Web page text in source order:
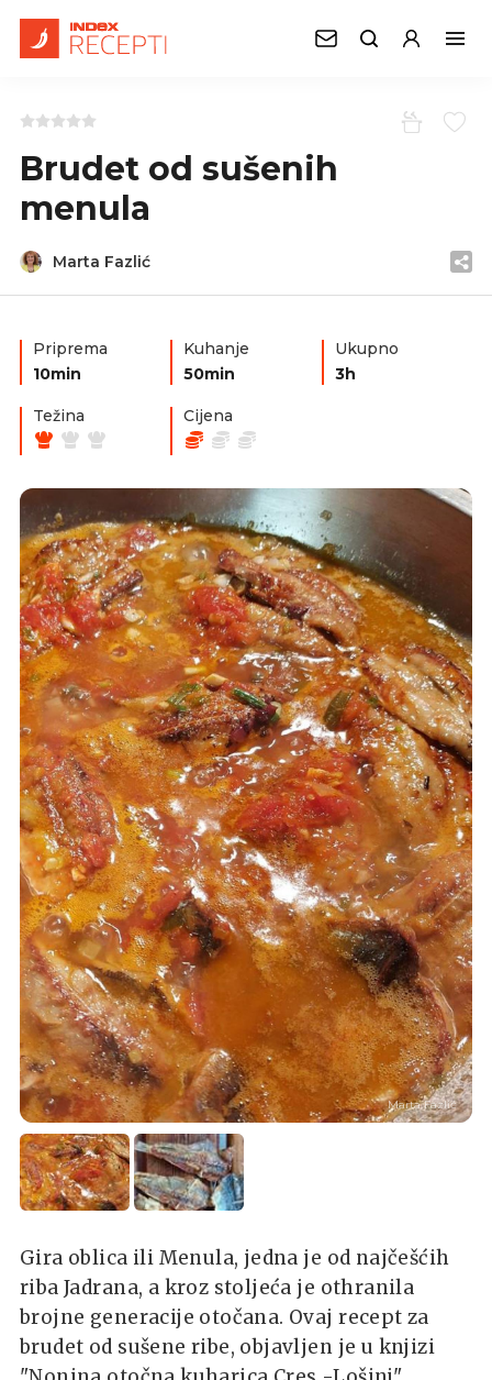
Brudet od sušenih
menula
Marta Fazlić
Priprema
10min
Kuhanje
50min
Ukupno
3h
Težina Cijena
Marta Fazlić
Gira oblica ili Menula, jedna je od najčešćih
riba Jadrana, a kroz stoljeća je othranila
brojne generacije otočana. Ovaj recept za
brudet od sušene ribe, objavljen je u knjizi